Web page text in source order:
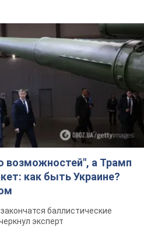
возможностей", а Трамп
как быть Украине?
баллистические
эксперт